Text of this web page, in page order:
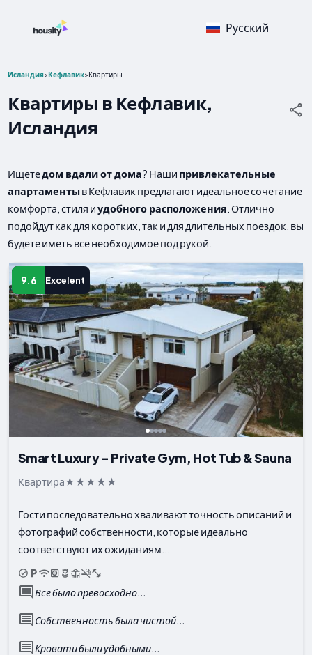
Русский
Исландия>Кефлавик>Квартиры
Квартиры в Кефлавик,
Исландия
Ищетедом вдали от дома? Наши привлекательные
апартаментыв Кефлавик предлагают идеальное сочетание
комфорта, стиля иудобного расположения . Отлично
подойдут как для коротких, так и для длительных поездок, вы
будете иметь всё необходимое под рукой.
9.6 Excelent
Smart Luxury - Private Gym, Hot Tub & Sauna
Квартира
Гости последовательно хваливают точность описаний и
фотографий собственности, которые идеально
соответствуют их ожиданиям...
Все было превосходно...
Собственность была чистой...
Кровати были удобными...